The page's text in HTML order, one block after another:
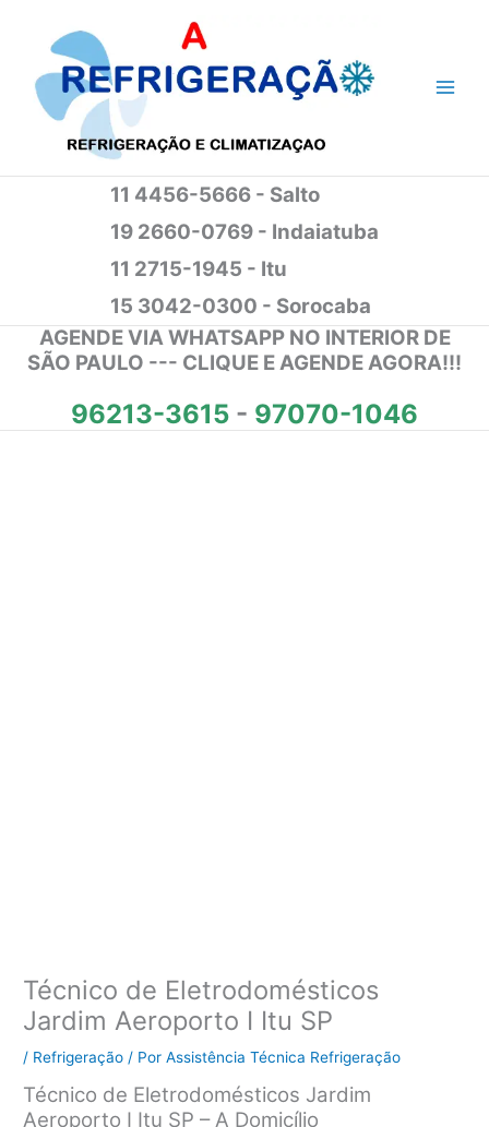
conteúdo
11 4456-5666 - Salto
19 2660-0769 - Indaiatuba
11 2715-1945 - Itu
15 3042-0300 - Sorocaba
AGENDE VIA WHATSAPP NO INTERIOR DE
SÃO PAULO --- CLIQUE E AGENDE AGORA!!!
96213-3615 - 97070-1046
Técnico de Eletrodomésticos
Jardim Aeroporto I Itu SP
/ Refrigeração / PorAssistência Técnica Refrigeração
Técnico de Eletrodomésticos Jardim
Aeroporto I Itu SP – A Domicílio